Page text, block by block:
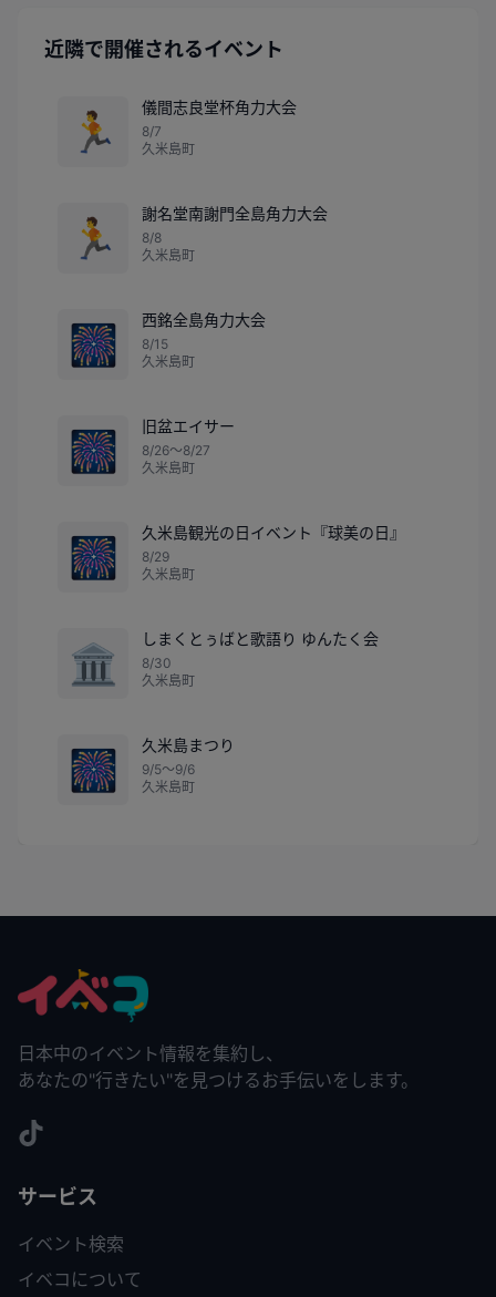
近隣で開催されるイベント
🏃
儀間志良堂杯角力大会
8/7
久米島町
🏃
謝名堂南謝門全島角力大会
8/8
久米島町
🎆
西銘全島角力大会
8/15
久米島町
🎆
旧盆エイサー
8/26〜8/27
久米島町
🎆
久米島観光の日イベント『球美の日』
8/29
久米島町
🏛️
しまくとぅばと歌語り ゆんたく会
8/30
久米島町
🎆
久米島まつり
9/5〜9/6
久米島町
日本中のイベント情報を集約し、
あなたの"行きたい"を見つけるお手伝いをします。
サービス
イベント検索
イベコについて